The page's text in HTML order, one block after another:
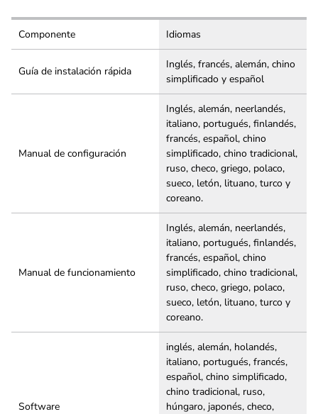
Componente Idiomas
Guía de instalación rápida
Inglés, francés, alemán, chino
simplificado y español
Manual de configuración
Inglés, alemán, neerlandés,
italiano, portugués, finlandés,
francés, español, chino
simplificado, chino tradicional,
ruso, checo, griego, polaco,
sueco, letón, lituano, turco y
coreano.
Manual de funcionamiento
Inglés, alemán, neerlandés,
italiano, portugués, finlandés,
francés, español, chino
simplificado, chino tradicional,
ruso, checo, griego, polaco,
sueco, letón, lituano, turco y
coreano.
Software
inglés, alemán, holandés,
italiano, portugués, francés,
español, chino simplificado,
chino tradicional, ruso,
húngaro, japonés, checo,